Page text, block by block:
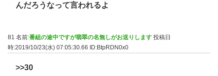
んだろうなって言われるよ
81 名前:番組の途中ですが翡翠の名無しがお送りします 投稿日
時:2019/10/23(水) 07:05:30.66 ID:BtpRDN0x0
>>30